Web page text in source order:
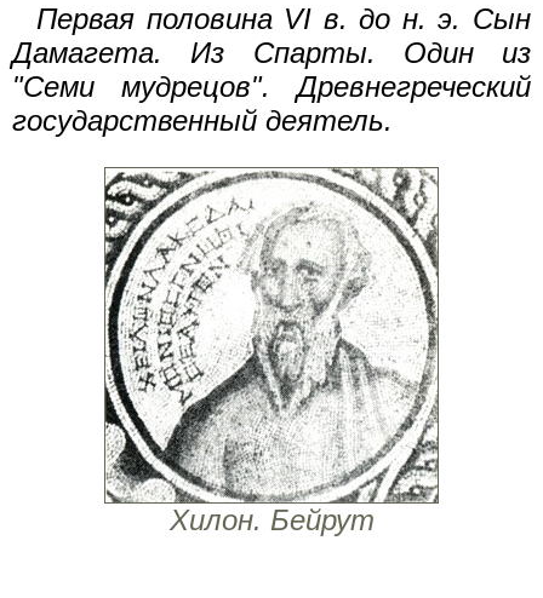
Первая половина VI в. до н. э. Сын
Дамагета. Из Спарты. Один из
"Семи мудрецов". Древнегреческий
государственный деятель.
Хилон. Бейрут